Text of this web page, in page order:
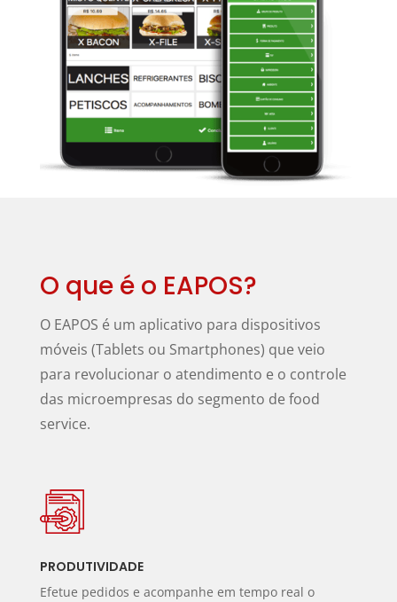
O que é o EAPOS?
O EAPOS é um aplicativo para dispositivos
móveis (Tablets ou Smartphones) que veio
para revolucionar o atendimento e o controle
das microempresas do segmento de food
service.
PRODUTIVIDADE
Efetue pedidos e acompanhe em tempo real o